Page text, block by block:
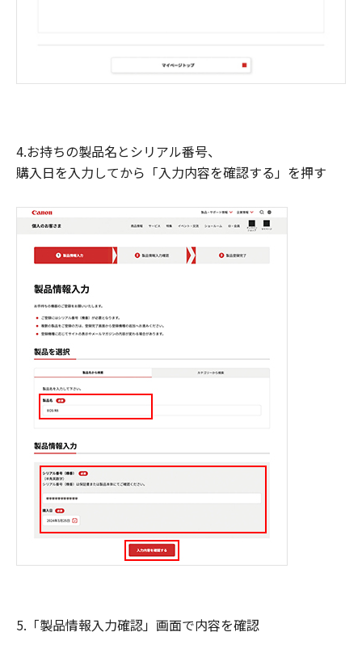
4.お持ちの製品名とシリアル番号、
購入日を入力してから「入力内容を確認する」を押す
5.「製品情報入力確認」画面で内容を確認